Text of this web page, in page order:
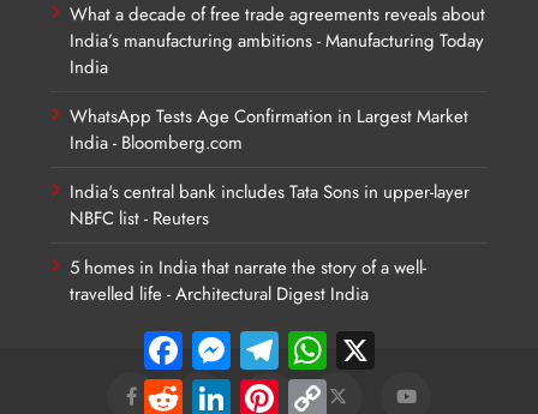
What a decade of free trade agreements reveals about
India’s manufacturing ambitions - Manufacturing Today
India
WhatsApp Tests Age Confirmation in Largest Market
India - Bloomberg.com
India's central bank includes Tata Sons in upper-layer
NBFC list - Reuters
5 homes in India that narrate the story of a well-
travelled life - Architectural Digest India
FacebookMessengerTelegramWhatsApp
Reddit LinkedInPinterestCopy
Link